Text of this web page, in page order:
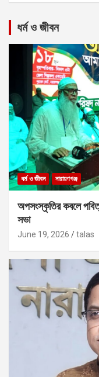
ধর্ম ও জীবন
ধর্ম ও জীবন নারায়ণগঞ্জ
অপসংস্কৃতির কবলে
সভা
June 19, 2026 talas